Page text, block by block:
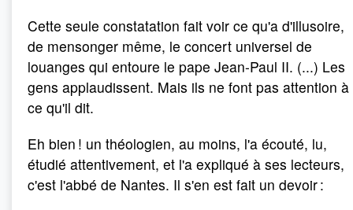
Cette seule constatation fait voir ce qu'a d'illusoire,
de mensonger même, le concert universel de
louanges qui entoure le pape Jean-Paul II. (...) Les
gens applaudissent. Mais ils ne font pas attention à
ce qu'il dit.
Eh bien ! un théologien, au moins, l'a écouté, lu,
étudié attentivement, et l'a expliqué à ses lecteurs,
c'est l'abbé de Nantes. Il s'en est fait un devoir :